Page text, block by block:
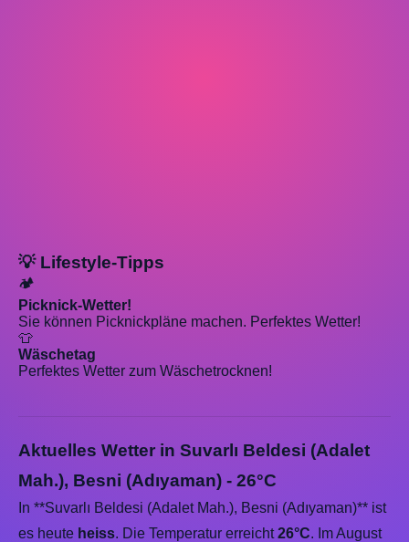
💡 Lifestyle-Tipps
🏕️
Picknick-Wetter!
Sie können Picknickpläne machen. Perfektes Wetter!
👕
Wäschetag
Perfektes Wetter zum Wäschetrocknen!
Aktuelles Wetter in Suvarlı Beldesi (Adalet
Mah.), Besni (Adıyaman) - 26°C
In **Suvarlı Beldesi (Adalet Mah.), Besni (Adıyaman)** ist
es heute heiss. Die Temperatur erreicht26°C. Im August